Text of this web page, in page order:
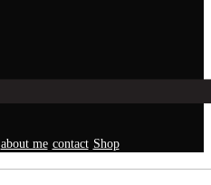
about me contact Shop